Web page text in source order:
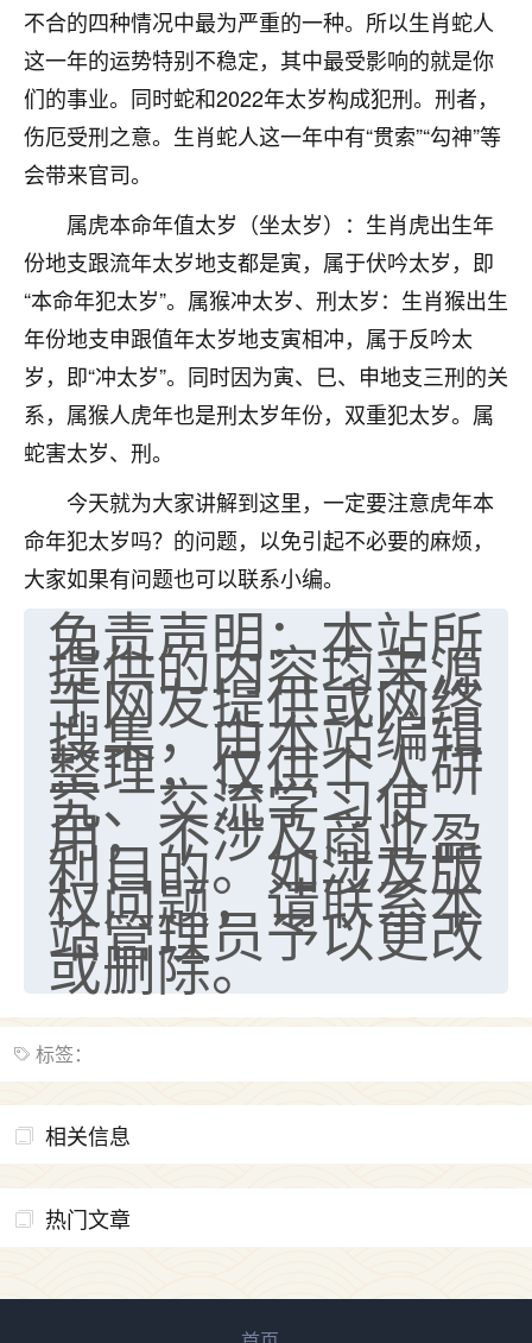
不合的四种情况中最为严重的一种。所以生肖蛇人
这一年的运势特别不稳定，其中最受影响的就是你
们的事业。同时蛇和2022年太岁构成犯刑。刑者，
伤厄受刑之意。生肖蛇人这一年中有“贯索”“勾神”等
会带来官司。
属虎本命年值太岁（坐太岁）：生肖虎出生年
份地支跟流年太岁地支都是寅，属于伏吟太岁，即
“本命年犯太岁”。属猴冲太岁、刑太岁：生肖猴出生
年份地支申跟值年太岁地支寅相冲，属于反吟太
岁，即“冲太岁”。同时因为寅、巳、申地支三刑的关
系，属猴人虎年也是刑太岁年份，双重犯太岁。属
蛇害太岁、刑。
今天就为大家讲解到这里，一定要注意虎年本
命年犯太岁吗？的问题，以免引起不必要的麻烦，
大家如果有问题也可以联系小编。
免责声明：本站所
提供的内容均来源
于网友提供或网络
搜集，由本站编辑
整理，仅供个人研
究、交流学习使
用，不涉及商业盈
利目的。如涉及版
权问题，请联系本
站管理员予以更改
或删除。
标签：
相关信息
热门文章
1天前 来自江西 12
青春168
我也想要，我也想要！
2天前 来自山西 15
Jessica李
老师做不做超度法事？我想给我奶奶做超度，她今年
刚去世了。
七零老顽童：我母亲前年离世，刚开始我经常
做梦梦见她，后来也是朋友介绍，找到慧来老
师，安排了超度法事，做梦再也没有梦到过
了，一开始是半信半疑的，图个心安，给亡母
超度，现在看来，人不信也不行。
优秀的张同学
老师收徒吗？？我对这些很感兴趣
2天前 来自山西